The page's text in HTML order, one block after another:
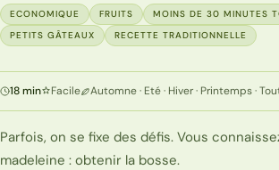
ECONOMIQUE FRUITS
MOINS DE 30 MINUTES
PETITS GÂTEAUX
RECETTE TRADITIONNELLE
18 min Facile Automne · Eté · Hiver · Printemps ·
Parfois, on se fixe des défis. Vous
madeleine : obtenir la bosse.